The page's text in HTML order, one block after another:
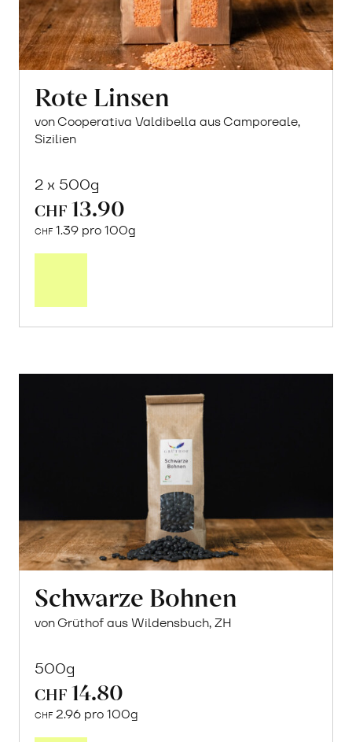
Rote Linsen
von Cooperativa Valdibella aus Camporeale,
Sizilien
2 x 500g
CHF 13.90
CHF 1.39 pro 100g
Schwarze Bohnen
von Grüthof aus Wildensbuch, ZH
500g
CHF 14.80
CHF 2.96 pro 100g